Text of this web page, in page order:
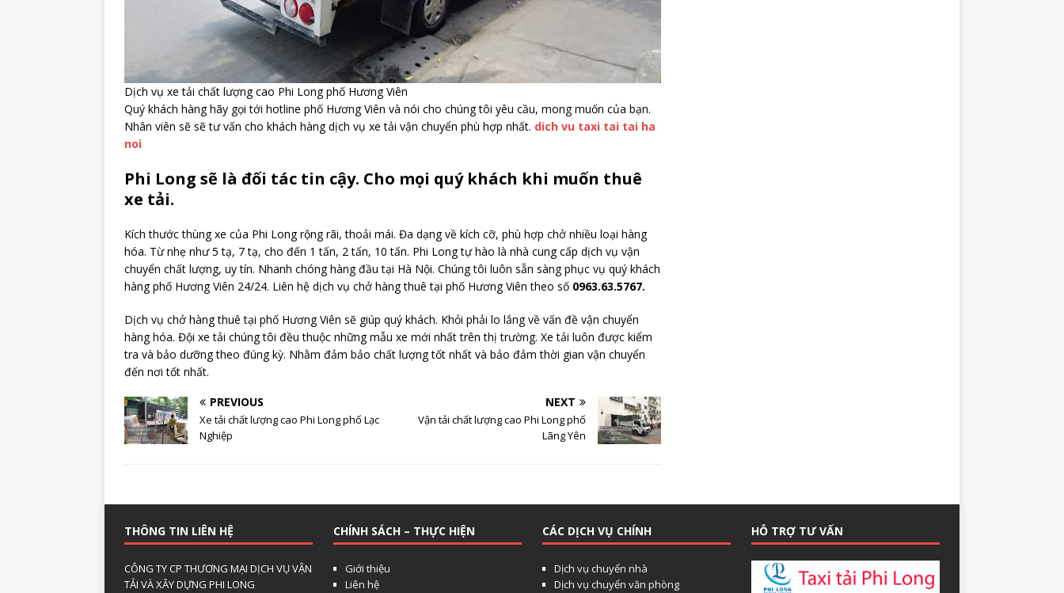
Dịch vụ xe tải chất lượng cao Phi Long phố Hương Viên
Quý khách hàng hãy gọi tới hotline phố Hương Viên và nói cho chúng tôi yêu cầu, mong muốn của bạn.
Nhân viên sẽ sẽ tư vấn cho khách hàng dịch vụ xe tải vận chuyển phù hợp nhất. dich vu taxi tai tai ha
noi
Phi Long sẽ là đối tác tin cậy. Cho mọi quý khách khi muốn thuê
xe tải.
Kích thước thùng xe của Phi Long rộng rãi, thoải mái. Đa dạng về kích cỡ, phù hợp chở nhiều loại hàng
hóa. Từ nhẹ như 5 tạ, 7 tạ, cho đến 1 tấn, 2 tấn, 10 tấn. Phi Long tự hào là nhà cung cấp dịch vụ vận
chuyển chất lượng, uy tín. Nhanh chóng hàng đầu tại Hà Nội. Chúng tôi luôn sẵn sàng phục vụ quý khách
hàng phố Hương Viên 24/24. Liên hệ dịch vụ chở hàng thuê tại phố Hương Viên theo số 0963.63.5767.
Dịch vụ chở hàng thuê tại phố Hương Viên sẽ giúp quý khách. Khỏi phải lo lắng về vấn đề vận chuyển
hàng hóa. Đội xe tải chúng tôi đều thuộc những mẫu xe mới nhất trên thị trường. Xe tải luôn được kiểm
tra và bảo dưỡng theo đúng kỳ. Nhằm đảm bảo chất lượng tốt nhất và bảo đảm thời gian vận chuyển
đến nơi tốt nhất.
PREVIOUS
Xe tải chất lượng cao Phi Long phố Lạc
Nghiệp
NEXT
Vận tải chất lượng cao Phi Long phố
Lãng Yên
THÔNG TIN LIÊN HỆ
CÔNG TY CP THƯƠNG MẠI DỊCH VỤ VẬN
TẢI VÀ XÂY DỰNG PHI LONG
CHÍNH SÁCH – THỰC HIỆN
Giới thiệu
Liên hệ
CÁC DỊCH VỤ CHÍNH
Dịch vụ chuyển nhà
Dịch vụ chuyển văn phòng
HỖ TRỢ TƯ VẤN